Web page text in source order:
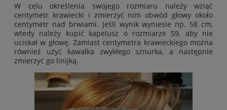
W celu określenia swojego rozmiaru należy wziąć
centymetr krawiecki i zmierzyć nim obwód głowy około
centymetr nad brwiami. Jeśli wynik wyniesie np. 58 cm,
wtedy należy kupić kapelusz o rozmiarze 59, aby nie
uciskał w głowę. Zamiast centymetra krawieckiego można
również użyć kawałka zwykłego sznurka, a następnie
zmierzyć go linijką.